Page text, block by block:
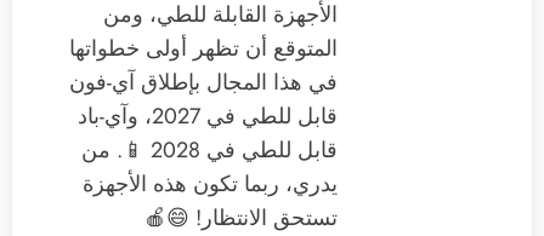
الأجهزة القابلة للطي، ومن
المتوقع أن تظهر أولى خطواتها
في هذا المجال بإطلاق آي-فون
قابل للطي في 2027، وآي-باد
قابل للطي في 2028 📱. من
يدري، ربما تكون هذه الأجهزة
تستحق الانتظار! 😄🍎